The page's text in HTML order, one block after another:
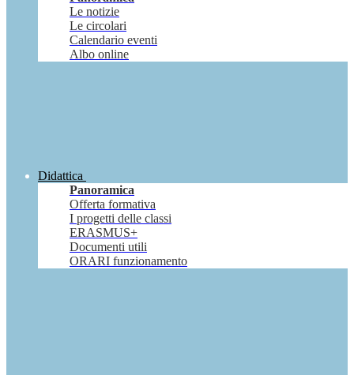
Le notizie
Le circolari
Calendario eventi
Albo online
Didattica
Panoramica
Offerta formativa
I progetti delle classi
ERASMUS+
Documenti utili
ORARI funzionamento